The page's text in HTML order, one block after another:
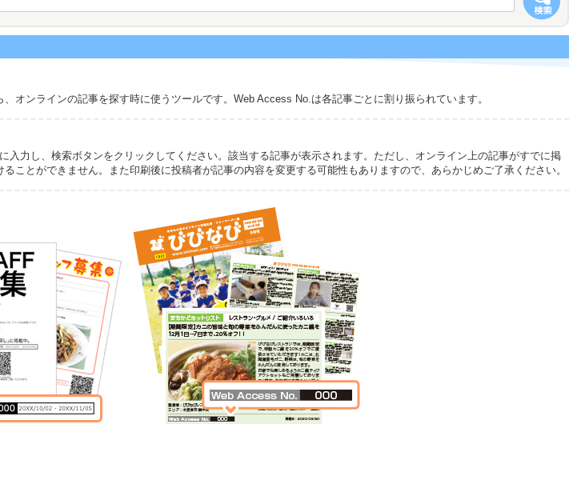
オンラインの記事を探す時に使うツールです。Web Access No.は各記事ごとに割り振られています。
力し、検索ボタンをクリックしてください。該当する記事が表示されます。ただし、オンライン上の記事がすでに掲
ことができません。また印刷後に投稿者が記事の内容を変更する可能性もありますので、あらかじめご了承ください。